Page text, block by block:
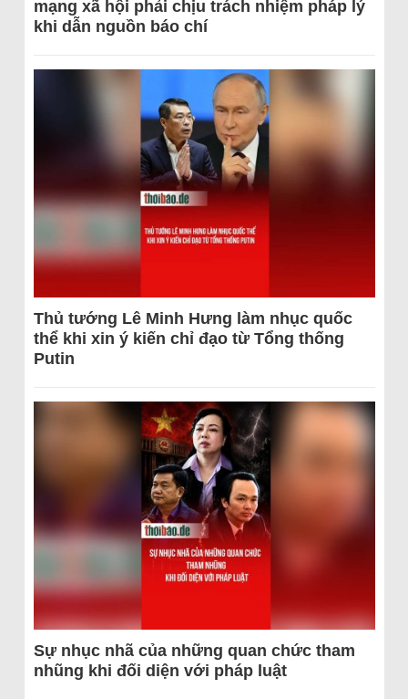
mạng xã hội phải chịu trách nhiệm pháp lý
khi dẫn nguồn báo chí
Thủ tướng Lê Minh Hưng làm nhục quốc
thể khi xin ý kiến chỉ đạo từ Tổng thống
Putin
Sự nhục nhã của những quan chức tham
nhũng khi đối diện với pháp luật